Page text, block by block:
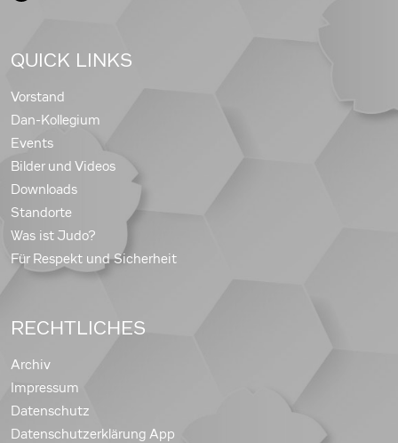
QUICK LINKS
Vorstand
Dan-Kollegium
Events
Bilder und Videos
Downloads
Standorte
Was ist Judo?
Für Respekt und Sicherheit
RECHTLICHES
Archiv
Impressum
Datenschutz
Datenschutzerklärung App